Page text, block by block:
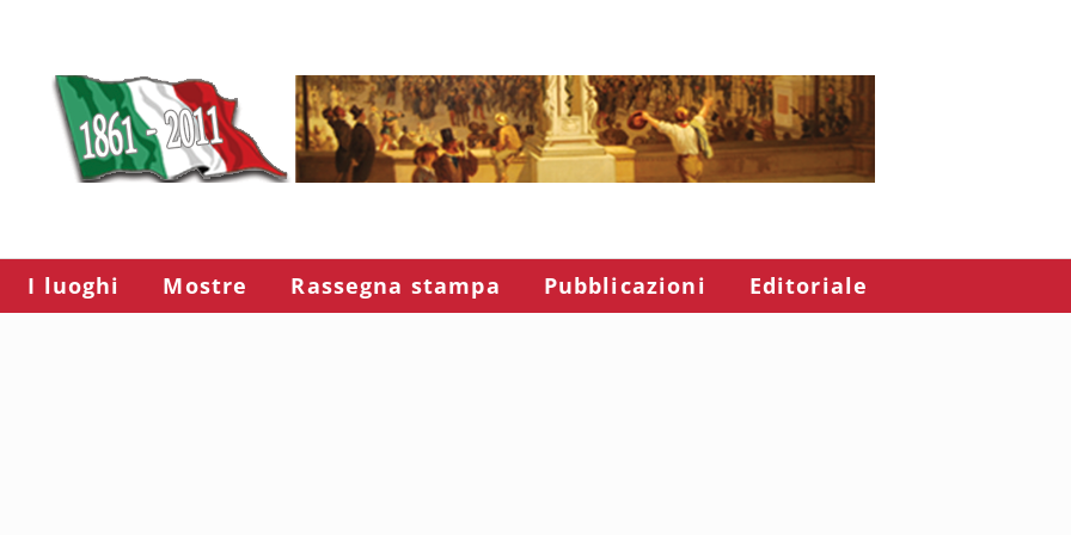
I luoghi Mostre Rassegna stampa Pubblicazioni Editoriale